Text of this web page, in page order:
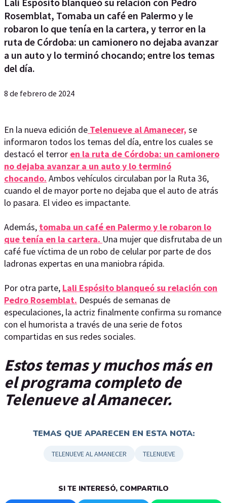
Rosemblat, Tomaba un café en Palermo y le
robaron lo que tenía en la cartera, y terror en la
ruta de Córdoba: un camionero no dejaba avanzar
a un auto y lo terminó chocando; entre los temas
del día.
8 de febrero de 2024
En la nueva edición de Telenueve al Amanecer, se
informaron todos los temas del día, entre los cuales se
destacó el terror en la ruta de Córdoba: un camionero
no dejaba avanzar a un auto y lo terminó
chocando. Ambos vehículos circulaban por la Ruta 36,
cuando el de mayor porte no dejaba que el auto de atrás
lo pasara. El video es impactante.
Además, tomaba un café en Palermo y le robaron lo
que tenía en la cartera. Una mujer que disfrutaba de un
café fue víctima de un robo de celular por parte de dos
ladronas expertas en una maniobra rápida.
Por otra parte, Lali Espósito blanqueó su relación con
Pedro Rosemblat. Después de semanas de
especulaciones, la actriz finalmente confirma su romance
con el humorista a través de una serie de fotos
compartidas en sus redes sociales.
Estos temas y muchos más en
el programa completo de
Telenueve al Amanecer.
TEMAS QUE APARECEN EN ESTA NOTA:
TELENUEVE AL AMANECER TELENUEVE
SI TE INTERESÓ, COMPARTILO